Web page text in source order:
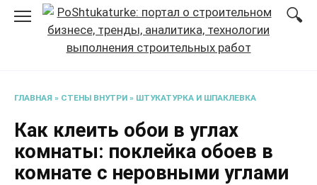
Перейти
содержанию
ГЛАВНАЯ » СТЕНЫ ВНУТРИ » ШТУКАТУРКА И ШПАКЛЕВКА
Как клеить обои в углах
комнаты: поклейка обоев в
комнате с неровными углами